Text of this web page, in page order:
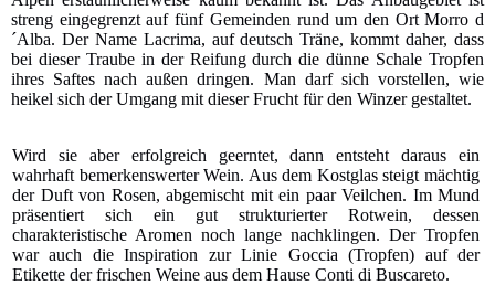
streng eingegrenzt auf fünf Gemeinden rund um den Ort Morro d
´Alba. Der Name Lacrima, auf deutsch Träne, kommt daher, dass
bei dieser Traube in der Reifung durch die dünne Schale Tropfen
ihres Saftes nach außen dringen. Man darf sich vorstellen, wie
heikel sich der Umgang mit dieser Frucht für den Winzer gestaltet.
Wird sie aber erfolgreich geerntet, dann entsteht daraus ein
wahrhaft bemerkenswerter Wein. Aus dem Kostglas steigt mächtig
der Duft von Rosen, abgemischt mit ein paar Veilchen. Im Mund
präsentiert sich ein gut strukturierter Rotwein, dessen
charakteristische Aromen noch lange nachklingen. Der Tropfen
war auch die Inspiration zur Linie Goccia (Tropfen) auf der
Etikette der frischen Weine aus dem Hause Conti di Buscareto.